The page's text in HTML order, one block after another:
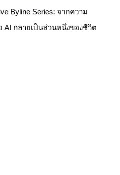
Byline Series: จากความ
AI กลายเป็นส่วนหนึ่งของชีวิต